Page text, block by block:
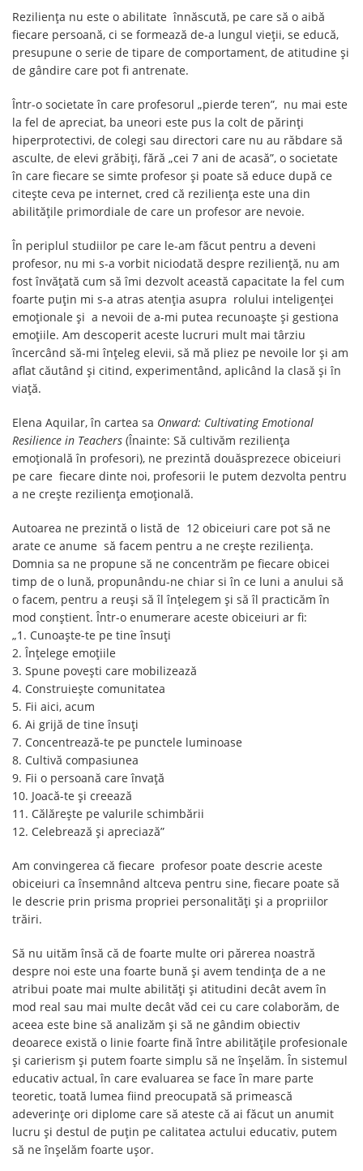
Reziliența nu este o abilitate înnăscută, pe care să o aibă
fiecare persoană, ci se formează de-a lungul vieții, se educă,
presupune o serie de tipare de comportament, de atitudine și
de gândire care pot fi antrenate.
Într-o societate în care profesorul „pierde teren”, nu mai este
la fel de apreciat, ba uneori este pus la colt de părinți
hiperprotectivi, de colegi sau directori care nu au răbdare să
asculte, de elevi grăbiți, fără „cei 7 ani de acasă”, o societate
în care fiecare se simte profesor și poate să educe după ce
citește ceva pe internet, cred că reziliența este una din
abilitățile primordiale de care un profesor are nevoie.
În periplul studiilor pe care le-am făcut pentru a deveni
profesor, nu mi s-a vorbit niciodată despre reziliență, nu am
fost învățată cum să îmi dezvolt această capacitate la fel cum
foarte puțin mi s-a atras atenția asupra rolului inteligenței
emoționale și a nevoii de a-mi putea recunoaște și gestiona
emoțiile. Am descoperit aceste lucruri mult mai târziu
încercând să-mi înțeleg elevii, să mă pliez pe nevoile lor și am
aflat căutând și citind, experimentând, aplicând la clasă și în
viață.
Elena Aquilar, în cartea sa Onward: Cultivating Emotional
Resilience in Teachers (Înainte: Să cultivăm reziliența
emoțională în profesori), ne prezintă douăsprezece obiceiuri
pe care fiecare dinte noi, profesorii le putem dezvolta pentru
a ne crește reziliența emoțională.
Autoarea ne prezintă o listă de 12 obiceiuri care pot să ne
arate ce anume să facem pentru a ne crește reziliența.
Domnia sa ne propune să ne concentrăm pe fiecare obicei
timp de o lună, propunându-ne chiar si în ce luni a anului să
o facem, pentru a reuși să îl înțelegem și să îl practicăm în
mod conștient. Într-o enumerare aceste obiceiuri ar fi:
„1. Cunoaște-te pe tine însuți
2. Înțelege emoțiile
3. Spune povești care mobilizează
4. Construiește comunitatea
5. Fii aici, acum
6. Ai grijă de tine însuți
7. Concentrează-te pe punctele luminoase
8. Cultivă compasiunea
9. Fii o persoană care învață
10. Joacă-te și creează
11. Călărește pe valurile schimbării
12. Celebrează și apreciază”
Am convingerea că fiecare profesor poate descrie aceste
obiceiuri ca însemnând altceva pentru sine, fiecare poate să
le descrie prin prisma propriei personalități și a propriilor
trăiri.
Să nu uităm însă că de foarte multe ori părerea noastră
despre noi este una foarte bună și avem tendința de a ne
atribui poate mai multe abilități și atitudini decât avem în
mod real sau mai multe decât văd cei cu care colaborăm, de
aceea este bine să analizăm și să ne gândim obiectiv
deoarece există o linie foarte fină între abilitățile profesionale
și carierism și putem foarte simplu să ne înșelăm. În sistemul
educativ actual, în care evaluarea se face în mare parte
teoretic, toată lumea fiind preocupată să primească
adeverințe ori diplome care să ateste că ai făcut un anumit
lucru și destul de puțin pe calitatea actului educativ, putem
să ne înșelăm foarte ușor.